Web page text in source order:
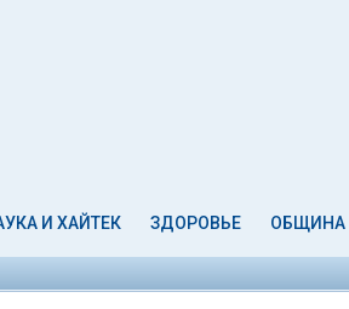
И ХАЙТЕК ЗДОРОВЬЕ ОБЩИНА